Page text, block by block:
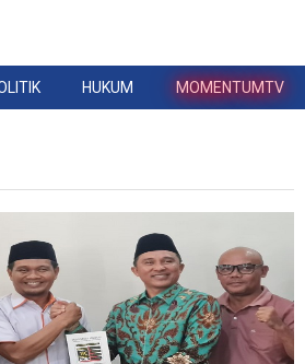
HUKUM MOMENTUMTV